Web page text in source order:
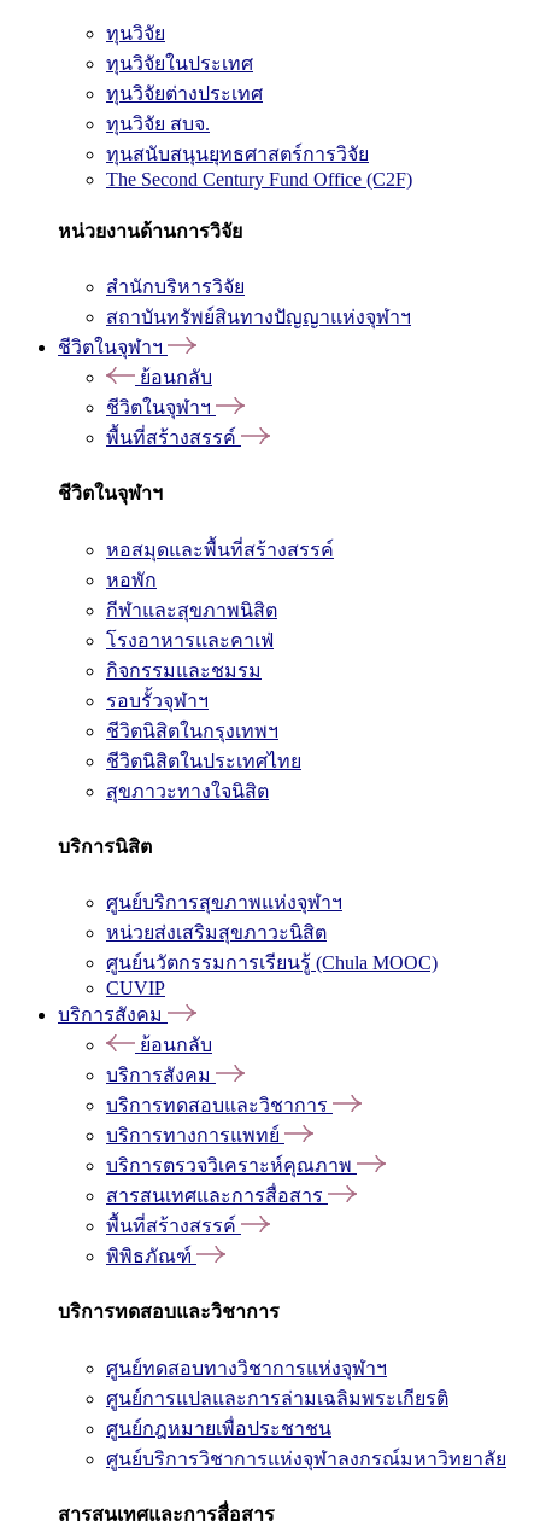
ทุนวิจัย
ทุนวิจัยในประเทศ
ทุนวิจัยต่างประเทศ
ทุนวิจัย สบจ.
ทุนสนับสนุนยุทธศาสตร์การวิจัย
The Second Century Fund Office (C2F)
หน่วยงานด้านการวิจัย
สำนักบริหารวิจัย
สถาบันทรัพย์สินทางปัญญาแห่งจุฬาฯ
ชีวิตในจุฬาฯ
ย้อนกลับ
ชีวิตในจุฬาฯ
พื้นที่สร้างสรรค์
ชีวิตในจุฬาฯ
หอสมุดและพื้นที่สร้างสรรค์
หอพัก
กีฬาและสุขภาพนิสิต
โรงอาหารและคาเฟ่
กิจกรรมและชมรม
รอบรั้วจุฬาฯ
ชีวิตนิสิตในกรุงเทพฯ
ชีวิตนิสิตในประเทศไทย
สุขภาวะทางใจนิสิต
บริการนิสิต
ศูนย์บริการสุขภาพแห่งจุฬาฯ
หน่วยส่งเสริมสุขภาวะนิสิต
ศูนย์นวัตกรรมการเรียนรู้ (Chula MOOC)
CUVIP
บริการสังคม
ย้อนกลับ
บริการสังคม
บริการทดสอบและวิชาการ
บริการทางการแพทย์
บริการตรวจวิเคราะห์คุณภาพ
สารสนเทศและการสื่อสาร
พื้นที่สร้างสรรค์
พิพิธภัณฑ์
บริการทดสอบและวิชาการ
ศูนย์ทดสอบทางวิชาการแห่งจุฬาฯ
ศูนย์การแปลและการล่ามเฉลิมพระเกียรติ
ศูนย์กฎหมายเพื่อประชาชน
ศูนย์บริการวิชาการแห่งจุฬาลงกรณ์มหาวิทยาลัย
สารสนเทศและการสื่อสาร